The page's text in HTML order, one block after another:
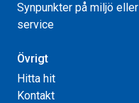
Synpunkter på miljö eller
service
Övrigt
Hitta hit
Kontakt